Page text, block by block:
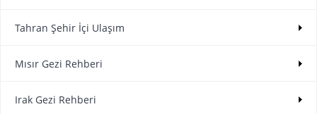
Tahran Şehir İçi Ulaşım
Mısır Gezi Rehberi
Irak Gezi Rehberi